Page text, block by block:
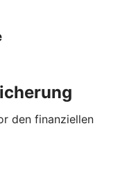
den finanziellen